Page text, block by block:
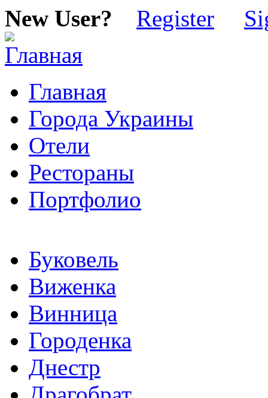
New User? Register
Главная
Города Украины
Отели
Рестораны
Портфолио
Буковель
Виженка
Винница
Городенка
Днестр